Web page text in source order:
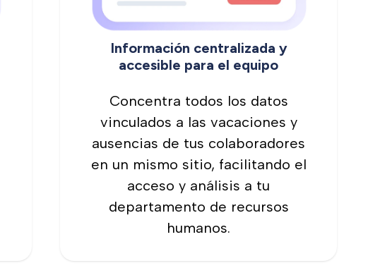
Información centralizada y
accesible para el equipo
Concentra todos los datos
vinculados a las vacaciones y
ausencias de tus colaboradores
en un mismo sitio, facilitando el
acceso y análisis a tu
departamento de recursos
humanos.